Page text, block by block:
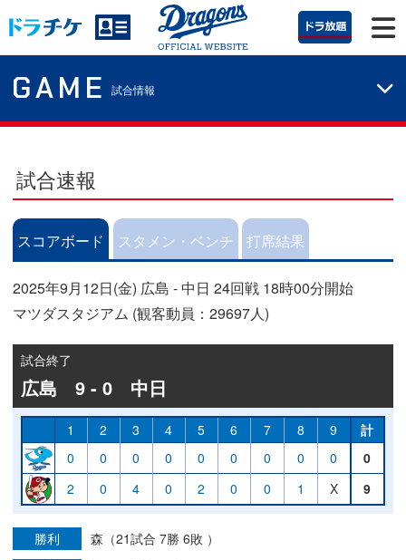
GAME 試合情報
試合速報
スコアボード スタメン・ベンチ 打席結果
2025年9月12日(金) 広島 - 中日 24回戦 18時00分開始
マツダスタジアム (観客動員：29697人)
試合終了
広島 9 - 0 中日
1 2 3 4 5 6 7 8 9
計
0
0 0 0 0 0 0 0 0
0
2
0 4 0 2 0 0 1 X 9
勝利
森（21試合 7勝 6敗 ）